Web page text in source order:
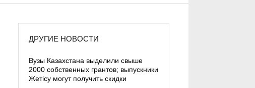
ДРУГИЕ НОВОСТИ
Вузы Казахстана выделили свыше
2000 собственных грантов; выпускники
Жетісу могут получить скидки